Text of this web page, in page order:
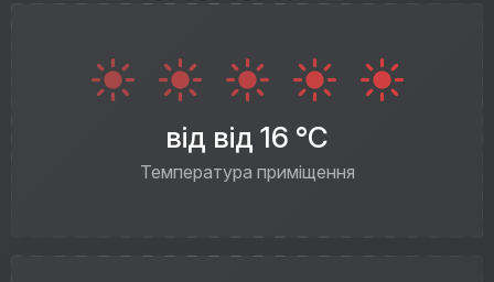
від від 16 °C
Температура приміщення